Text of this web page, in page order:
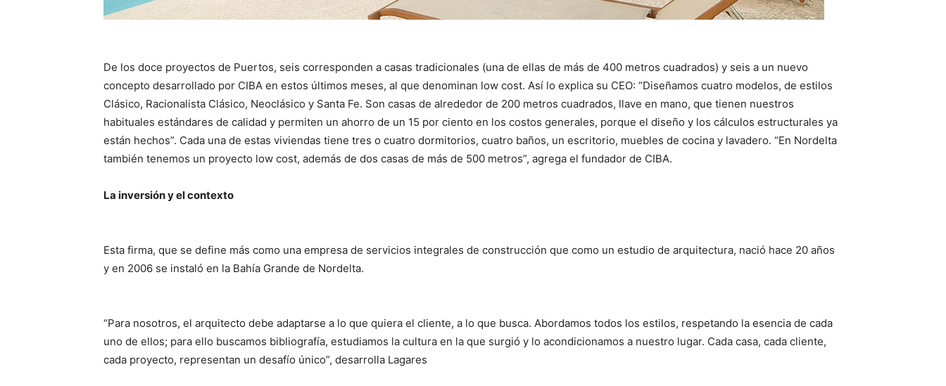
De los doce proyectos de Puertos, seis corresponden a casas tradicionales (una de ellas de más de 400 metros cuadrados) y seis a un nuevo
concepto desarrollado por CIBA en estos últimos meses, al que denominan low cost. Así lo explica su CEO: “Diseñamos cuatro modelos, de estilos
Clásico, Racionalista Clásico, Neoclásico y Santa Fe. Son casas de alrededor de 200 metros cuadrados, llave en mano, que tienen nuestros
habituales estándares de calidad y permiten un ahorro de un 15 por ciento en los costos generales, porque el diseño y los cálculos estructurales ya
están hechos”. Cada una de estas viviendas tiene tres o cuatro dormitorios, cuatro baños, un escritorio, muebles de cocina y lavadero. “En Nordelta
también tenemos un proyecto low cost, además de dos casas de más de 500 metros”, agrega el fundador de CIBA.
La inversión y el contexto
Esta firma, que se define más como una empresa de servicios integrales de construcción que como un estudio de arquitectura, nació hace 20 años
y en 2006 se instaló en la Bahía Grande de Nordelta.
“Para nosotros, el arquitecto debe adaptarse a lo que quiera el cliente, a lo que busca. Abordamos todos los estilos, respetando la esencia de cada
uno de ellos; para ello buscamos bibliografía, estudiamos la cultura en la que surgió y lo acondicionamos a nuestro lugar. Cada casa, cada cliente,
cada proyecto, representan un desafío único”, desarrolla Lagares